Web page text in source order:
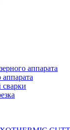
аппарата
сварки